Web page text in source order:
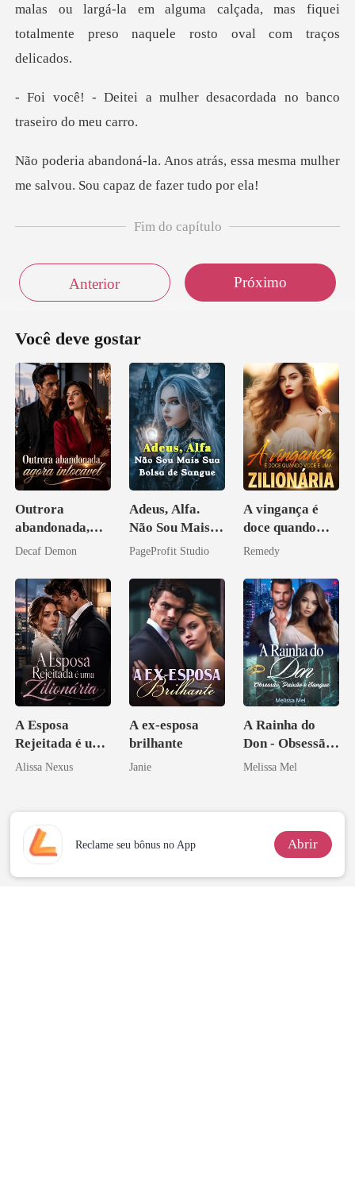
malas ou largá-la em alguma calça
ulher desacordada no ban
rás, essa mesma mulher
me salvou
Fim do capítulo
Anterior Próximo
Você deve gostar
Outrora
abandonada,
agora intocável
Decaf Demon
Adeus, Alfa.
Não Sou Mais
Sua Bolsa de
PageProfit Studio
A vingança é
doce quando
você é uma
Remedy
A Esposa
Rejeitada é uma
Zilionária
Alissa Nexus
A ex-esposa
brilhante
Janie
A Rainha do
Don - Obsessão,
Paixão e Sangue
Melissa Mel
Reclame seu bônus no App Abrir